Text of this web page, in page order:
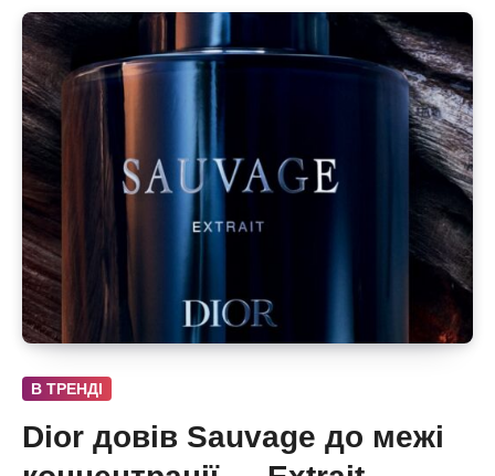
В ТРЕНДІ
Dior довів Sauvage до межі